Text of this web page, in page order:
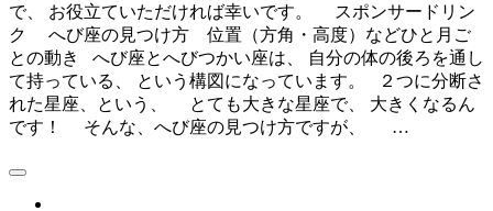
で、 お役立ていただければ幸いです。 スポンサードリン
ク へび座の見つけ方 位置（方角・高度）などひと月ご
との動き へび座とへびつかい座は、 自分の体の後ろを通し
て持っている、 という構図になっています。 ２つに分断さ
れた星座、という、 とても大きな星座で、 大きくなるん
です！ そんな、へび座の見つけ方ですが、 …